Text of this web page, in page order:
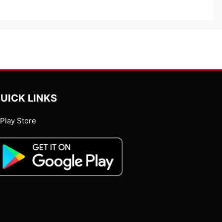
LINKS
Play Store